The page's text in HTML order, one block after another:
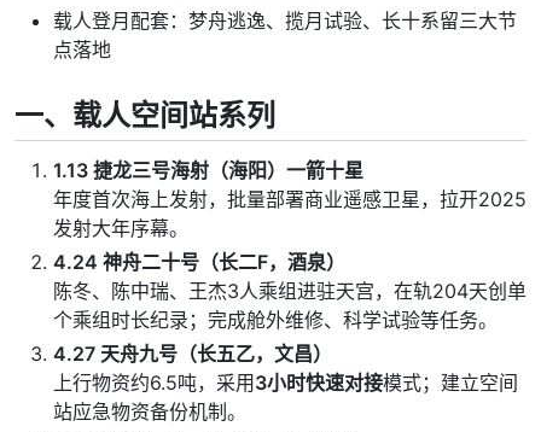
载人登月配套：梦舟逃逸、揽月试验、长十系留三大节
点落地
一、载人空间站系列
1.13 捷龙三号海射（海阳）一箭十星
年度首次海上发射，批量部署商业遥感卫星，拉开2025
发射大年序幕。
4.24 神舟二十号（长二F，酒泉）
陈冬、陈中瑞、王杰3人乘组进驻天宫，在轨204天创单
个乘组时长纪录；完成舱外维修、科学试验等任务。
4.27 天舟九号（长五乙，文昌）
上行物资约6.5吨，采用 3小时快速对接模式；建立空间
站应急物资备份机制。